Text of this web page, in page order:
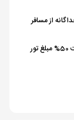
آن جداگانه از مسافر
پرواز و هتل چارتر و غیر قابل استرداد می باشد همچنین پرداخت 50% مبلغ تور